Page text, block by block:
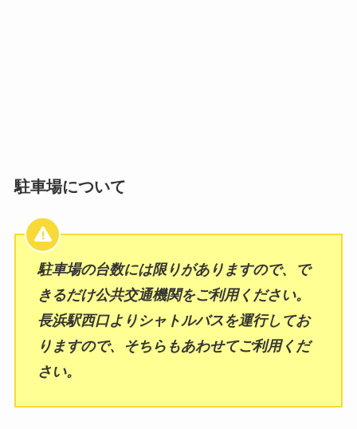
駐車場について
駐車場の台数には限りがありますので、で
きるだけ公共交通機関をご利用ください。
長浜駅西口よりシャトルバスを運行してお
りますので、そちらもあわせてご利用くだ
さい。